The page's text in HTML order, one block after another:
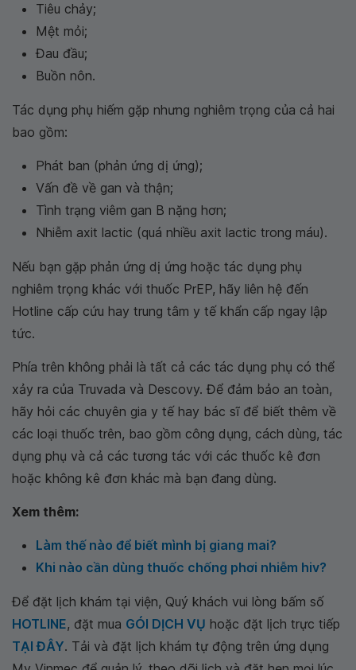
Tiêu chảy;
Mệt mỏi;
Đau đầu;
Buồn nôn.
Tác dụng phụ hiếm gặp nhưng nghiêm trọng của cả hai
bao gồm:
Phát ban (phản ứng dị ứng);
Vấn đề về gan và thận;
Tình trạng viêm gan B nặng hơn;
Nhiễm axit lactic (quá nhiều axit lactic trong máu).
Nếu bạn gặp phản ứng dị ứng hoặc tác dụng phụ
nghiêm trọng khác với thuốc PrEP, hãy liên hệ đến
Hotline cấp cứu hay trung tâm y tế khẩn cấp ngay lập
tức.
Phía trên không phải là tất cả các tác dụng phụ có thể
xảy ra của Truvada và Descovy. Để đảm bảo an toàn,
hãy hỏi các chuyên gia y tế hay bác sĩ để biết thêm về
các loại thuốc trên, bao gồm công dụng, cách dùng, tác
dụng phụ và cả các tương tác với các thuốc kê đơn
hoặc không kê đơn khác mà bạn đang dùng.
Xem thêm:
Làm thế nào để biết mình bị giang mai?
Khi nào cần dùng thuốc chống phơi nhiễm hiv?
Để đặt lịch khám tại viện, Quý khách vui lòng bấm số
HOTLINE, đặt mua GÓI DỊCH VỤ hoặc đặt lịch trực tiếp
TẠI ĐÂY. Tải và đặt lịch khám tự động trên ứng dụng